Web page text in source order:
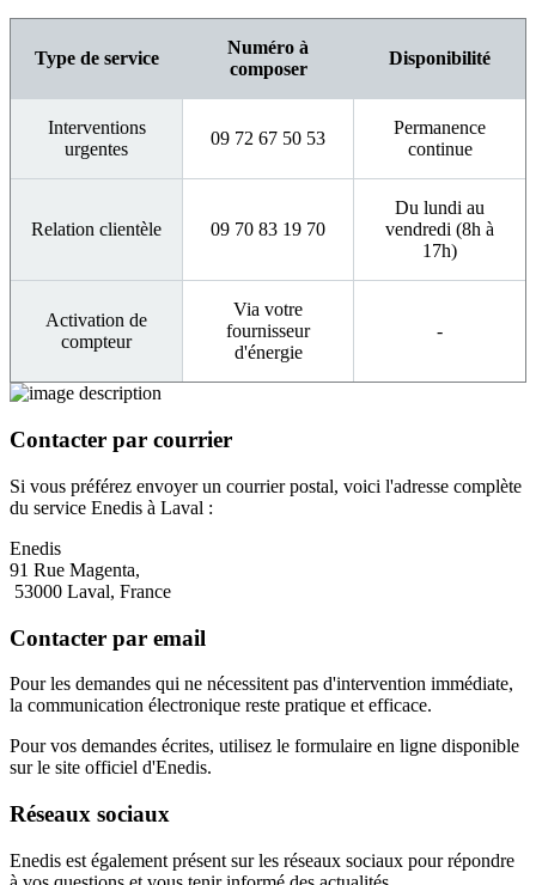
Type de service
Numéro à
composer
Disponibilité
Interventions
urgentes
09 72 67 50 53
Permanence
continue
Relation clientèle 09 70 83 19 70
Du lundi au
vendredi (8h à
17h)
Activation de
compteur
Via votre
fournisseur
d'énergie
-
Contacter par courrier
Si vous préférez envoyer un courrier postal, voici l'adresse complète
du service Enedis à Laval :
Enedis
91 Rue Magenta,
53000 Laval, France
Contacter par email
Pour les demandes qui ne nécessitent pas d'intervention immédiate,
la communication électronique reste pratique et efficace.
Pour vos demandes écrites, utilisez le formulaire en ligne disponible
sur le site officiel d'Enedis.
Réseaux sociaux
Enedis est également présent sur les réseaux sociaux pour répondre